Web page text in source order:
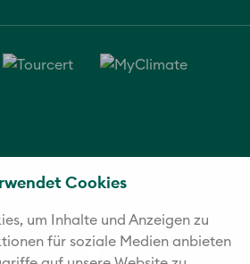
Cookies
um Inhalte und Anzeigen zu
für soziale Medien anbieten
der Twerenbold Reisen Gruppe